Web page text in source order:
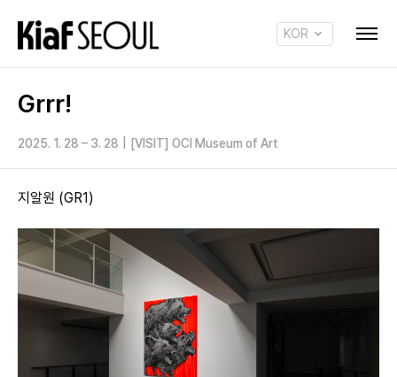
KOR
Grrr!
2025. 1. 28 – 3. 28 [VISIT] OCI Museum of Art
지알원 (GR1)